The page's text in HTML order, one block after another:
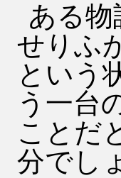
ある
せりふ
という
う一台
ことだ
分でし